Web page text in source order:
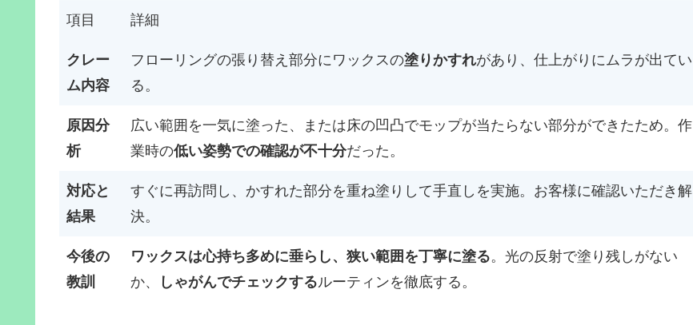
項目 詳細
クレー
ム内容
フローリングの張り替え部分にワックスの塗りかすれがあり、仕上がりにムラが出てい
る。
原因分
析
広い範囲を一気に塗った、または床の凹凸でモップが当たらない部分ができたため。作
業時の低い姿勢での確認が不十分だった。
対応と
結果
すぐに再訪問し、かすれた部分を重ね塗りして手直しを実施。お客様に確認いただき解
決。
今後の
教訓
ワックスは心持ち多めに垂らし、狭い範囲を丁寧に塗る。光の反射で塗り残しがない
か、
しゃがんでチェックするルーティンを徹底する。